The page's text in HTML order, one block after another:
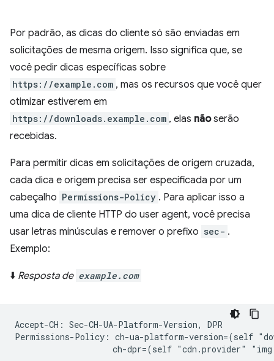
Por padrão, as dicas do cliente só são enviadas em
solicitações de mesma origem. Isso significa que, se
você pedir dicas específicas sobre
https://example.com , mas os recursos que você quer
otimizar estiverem em
https://downloads.example.com , elas nãoserão
recebidas.
Para permitir dicas em solicitações de origem cruzada,
cada dica e origem precisa ser especificada por um
cabeçalho Permissions-Policy . Para aplicar isso a
uma dica de cliente HTTP do user agent, você precisa
usar letras minúsculas e remover o prefixo sec- .
Exemplo:
⬇️ Resposta de example.com
Accept-CH: Sec-CH-UA-Platform-Version, DPR
Permissions-Policy: ch-ua-platform-version=(self